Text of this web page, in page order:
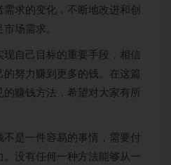
求的变化，不断地改进和创
场需求。
自己目标的重要手段，相信
努力赚到更多的钱。在这篇
赚钱方法，希望对大家有所
不是一件容易的事情，需要付
没有任何一种方法能够从一